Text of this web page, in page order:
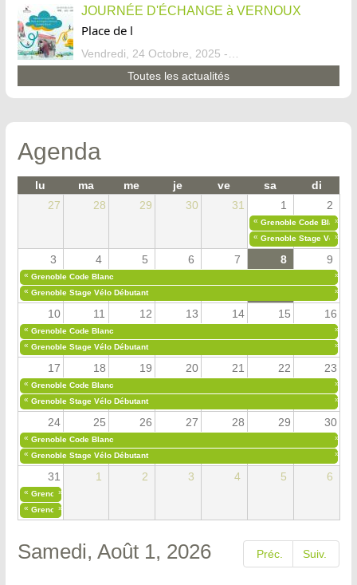
JOURNÉE D'ÉCHANGE à VERNOUX
Place de l
Vendredi, 24 Octobre, 2025 - 13:07
Toutes les actualités
Agenda
lu ma me je ve sa
di
27
28 29 30 31 1 2
« Grenoble Code Blanc
»
« Grenoble Stage Vélo
»
3 4 5 6 7 8 9
« Grenoble Code Blanc
»
« Grenoble Stage Vélo Débutant »
10 11 12 13 14 15 16
« Grenoble Code Blanc
»
« Grenoble Stage Vélo Débutant »
17 18 19 20 21 22 23
« Grenoble Code Blanc
»
« Grenoble Stage Vélo Débutant »
24 25 26 27 28 29 30
« Grenoble Code Blanc
»
« Grenoble Stage Vélo Débutant »
31 1 2 3 4 5 6
« Grenoble Code Blanc
»
« Grenoble Stage Vélo Débutant
»
Préc. Suiv.
Samedi, Août 1, 2026